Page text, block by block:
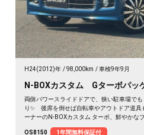
H24(2012)年 98,000km 車検9年9月
N-BOXカスタム Gターボパッ
両側パワースライドドアで、狭い駐車場で
り✨ 後席を倒せば自転車やアウトドア道
ーナーのN-BOXカスタム ターボ、鮮やかな
OS8150 1年間無料保証付